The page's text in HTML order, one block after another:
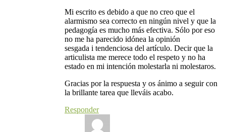
Mi escrito es debido a que no creo que el
alarmismo sea correcto en ningún nivel y que la
pedagogía es mucho más efectiva. Sólo por eso
no me ha parecido idónea la opinión
sesgada i tendenciosa del artículo. Decir que la
articulista me merece todo el respeto y no ha
estado en mi intención molestarla ni molestaros.
Gracias por la respuesta y os ánimo a seguir con
la brillante tarea que lleváis acabo.
Responder